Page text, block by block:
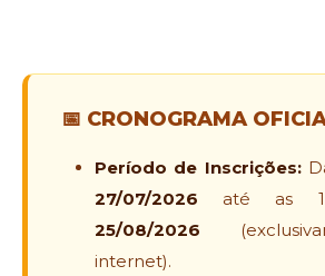
📅 CRONOGRAMA
Período de Inscrições:
27/07/2026 até as
25/08/2026
internet).